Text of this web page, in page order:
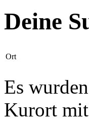
Deine
Ort
Es
Kurort